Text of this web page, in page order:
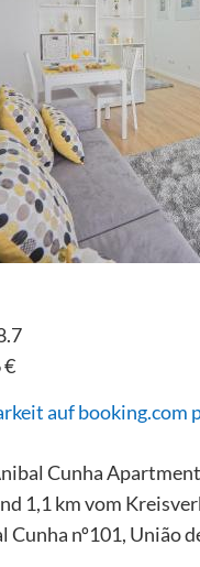
€
auf booking.com
Cunha
1,1 km vom
Cunha nº101, União